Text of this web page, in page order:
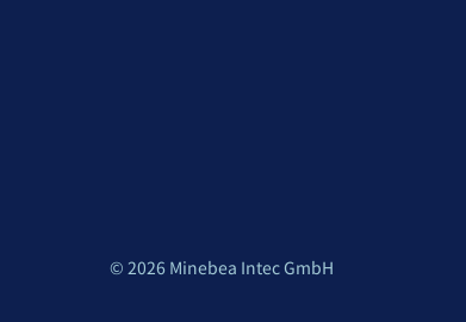
© 2026 Minebea Intec GmbH